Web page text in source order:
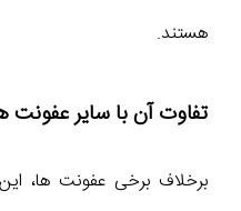
هستند.
تفاوت آن با سایر
برخلاف برخی عفونت ها،